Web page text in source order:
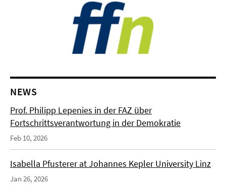
NEWS
Prof. Philipp Lepenies in der FAZ über
Fortschrittsverantwortung in der Demokratie
Feb 10, 2026
Isabella Pfusterer at Johannes Kepler University Linz
Jan 26, 2026